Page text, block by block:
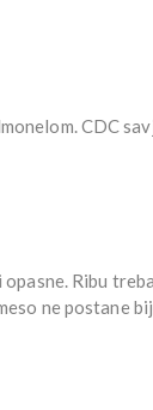
CDC
Ribu
ne postane